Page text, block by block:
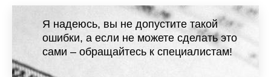
Я надеюсь, вы не допустите такой
ошибки, а если не можете сделать это
сами – обращайтесь к специалистам!